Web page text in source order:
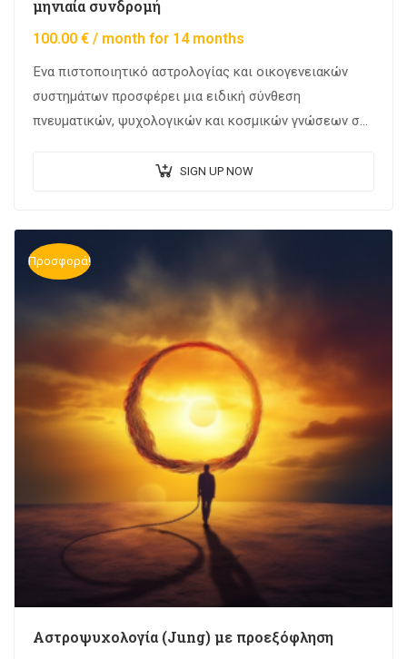
μηνιαία συνδρομή
100.00 € / month for 14 months
Ένα πιστοποιητικό αστρολογίας και οικογενειακών
συστημάτων προσφέρει μια ειδική σύνθεση
πνευματικών, ψυχολογικών και κοσμικών γνώσεων σε
περίπλοκους δεσμούς μεταξύ των ανθρώπων, της…
SIGN UP NOW
Προσφορά!
Αστροψυχολογία (Jung) με προεξόφληση